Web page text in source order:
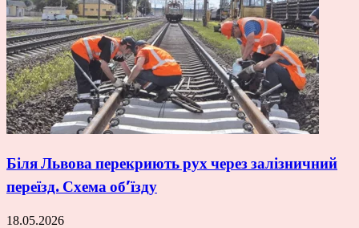
Біля Львова перекриють рух через залізничний
переїзд. Схема об’їзду
18.05.2026